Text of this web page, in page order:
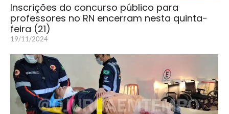
Inscrições do concurso público para
professores no RN encerram nesta quinta-
feira (21)
19/11/2024